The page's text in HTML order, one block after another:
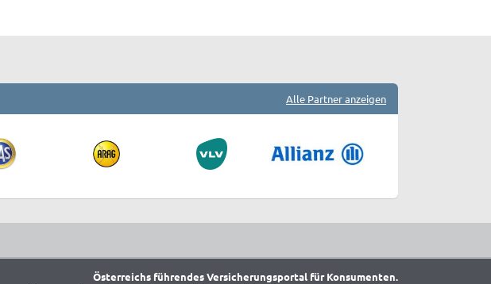
Alle Partner anzeigen
Österreichs führendes Versicherungsportal für Konsumenten.